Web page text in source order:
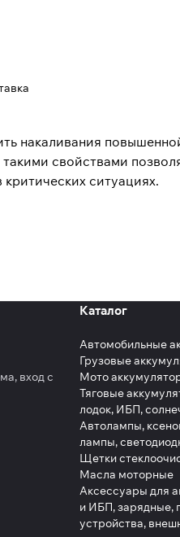
накаливания
свойствами
ситуациях.
вход с
Каталог
Автомобильные
Грузовые
Мото
Тяговые
лодок, ИБП,
Автолампы,
лампы,
Щетки
Масла моторные
Аксессуары для
и ИБП, зарядные,
устройства,